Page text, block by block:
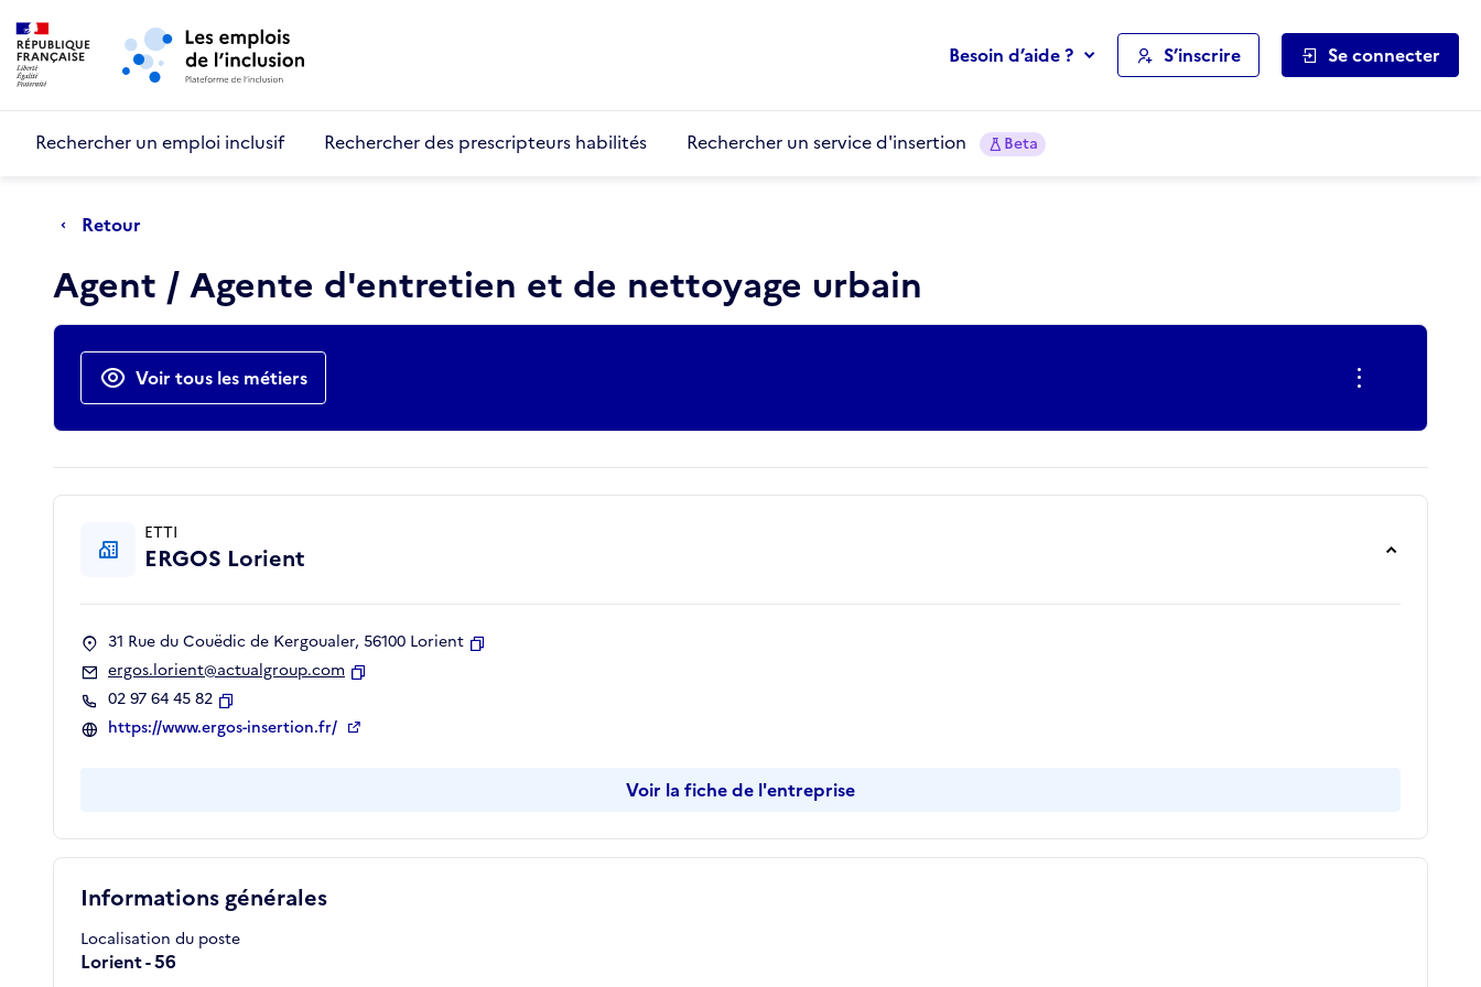
Aller au menu principal
Besoin d’aide ? S’inscrire Se connecter
Rechercher un emploi inclusif Rechercher des prescripteurs habilités Rechercher un service d'insertion Beta
Retour
Agent / Agente d'entretien et de nettoyage urbain
Actions rapides
Voir tous les métiers
Informations générales
Localisation du poste
Lorient - 56
ETTI
ERGOS Lorient
31 Rue du Couëdic de Kergoualer, 56100 Lorient
ergos.lorient@actualgroup.com
02 97 64 45 82
Copier
https://www.ergos-insertion.fr/
Voir la fiche de l'entreprise